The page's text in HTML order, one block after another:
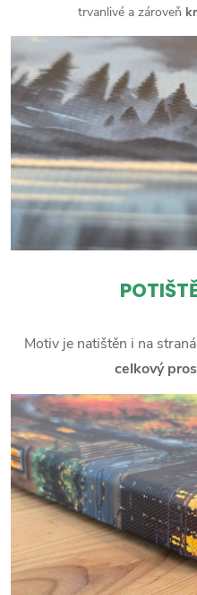
trvanlivé a zároveň
Motiv je natištěn i na
celkový